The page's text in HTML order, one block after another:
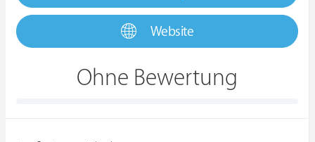
Website
Ohne Bewertung